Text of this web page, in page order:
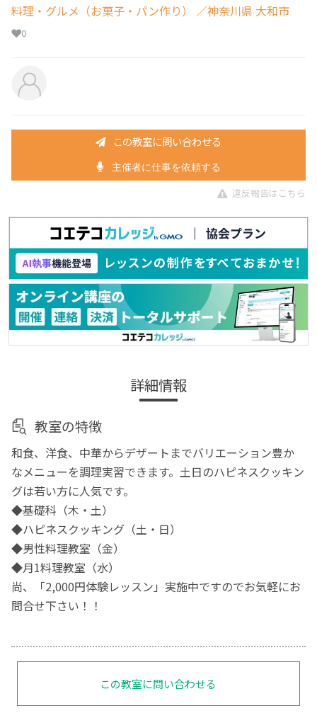
料理・グルメ（お菓子・パン作り） ／神奈川県 大和市
0
この教室に問い合わせる
主催者に仕事を依頼する
違反報告はこちら
詳細情報
教室の特徴
和食、洋食、中華からデザートまでバリエーション豊か
なメニューを調理実習できます。土日のハピネスクッキン
グは若い方に人気です。
◆基礎科（木・土）
◆ハピネスクッキング（土・日）
◆男性料理教室（金）
◆月1料理教室（水）
尚、「2,000円体験レッスン」実施中ですのでお気軽にお
問合せ下さい！！
この教室に問い合わせる